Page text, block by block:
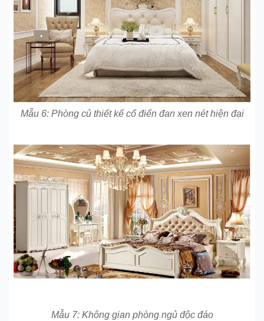
Mẫu 6: Phòng củ thiết kế cổ điển đan xen nét hiện đại
Mẫu 7: Không gian phòng ngủ độc đáo